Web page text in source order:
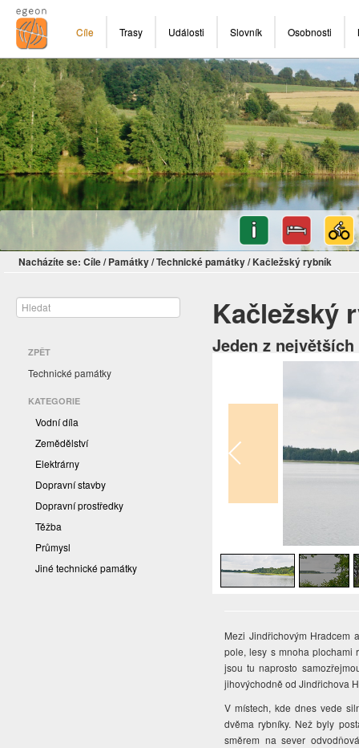
Cíle Trasy Události Slovník Osobnosti
Nacházíte se: Cíle/ Památky/Technické památky/ Kačležský rybník
ZPĚT
Technické památky
KATEGORIE
Vodní díla
Zemědělství
Elektrárny
Dopravní stavby
Dopravní prostředky
Těžba
Průmysl
Jiné technické památky
Kačležský
Jeden z
Mezi Jindřichovým Hradcem
pole, lesy s mnoha plochami
jsou tu naprosto
jihovýchodně od Jindřichova
V místech, kde dnes vede
dvěma rybníky. Než byly
směrem na sever